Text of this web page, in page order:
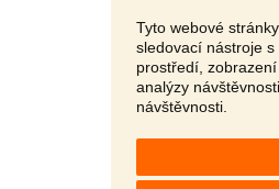
Tyto webové
sledovací nástroje
prostředí,
analýzy
návštěvnosti.